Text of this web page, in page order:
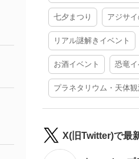
七夕まつり アジサ
リアル謎解きイベント
お酒イベント 恐竜イ
プラネタリウム・天体観
X(旧Twitter)で最